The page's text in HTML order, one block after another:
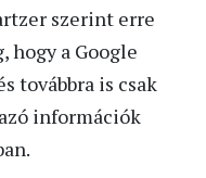
szerint erre
hogy a Google
továbbra is csak
információk